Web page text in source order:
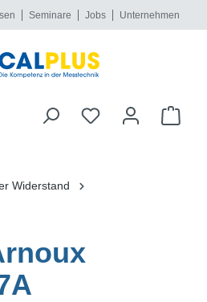
Seminare Jobs Unternehmen
Widerstand